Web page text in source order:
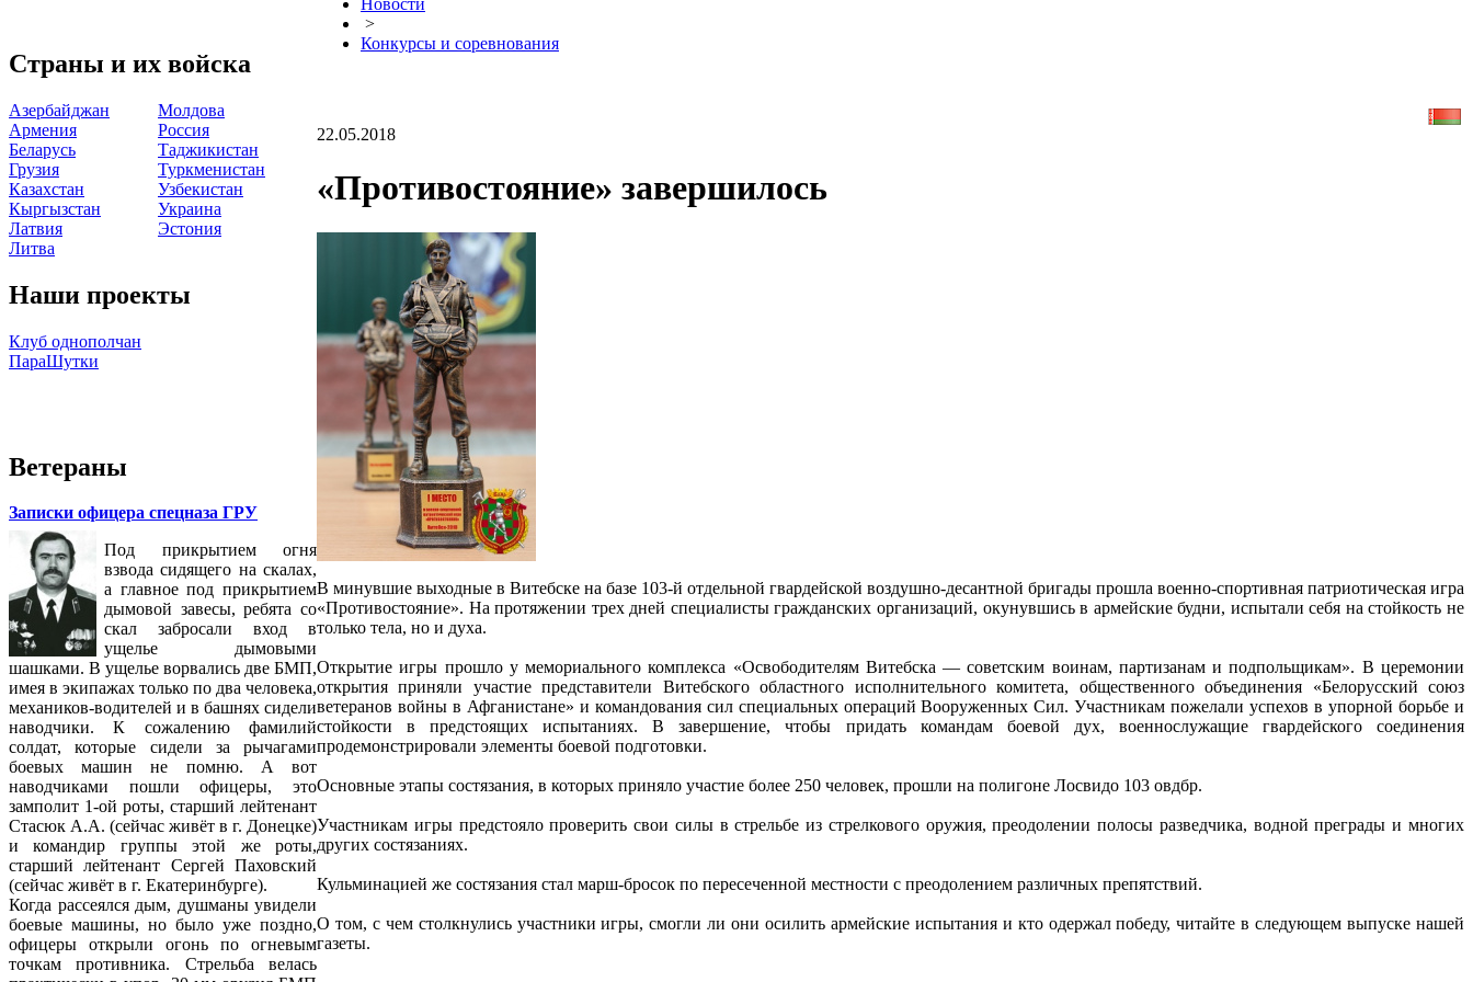
Страны и их войска
Азербайджан
Армения
Беларусь
Грузия
Казахстан
Кыргызстан
Латвия
Литва
Молдова
Россия
Таджикистан
Туркменистан
Узбекистан
Украина
Эстония
Наши проекты
Клуб однополчан
ПараШутки
Ветераны
Записки офицера спецназа ГРУ
Под прикрытием огня
взвода сидящего на скалах,
а главное под прикрытием
дымовой завесы, ребята со
скал забросали вход в
ущелье дымовыми
шашками. В ущелье ворвались две БМП,
имея в экипажах только по два человека,
механиков-водителей и в башнях сидели
наводчики. К сожалению фамилий
солдат, которые сидели за рычагами
боевых машин не помню. А вот
наводчиками пошли офицеры, это
замполит 1-ой роты, старший лейтенант
Стасюк А.А. (сейчас живёт в г. Донецке)
и командир группы этой же роты,
старший лейтенант Сергей Паховский
(сейчас живёт в г. Екатеринбурге).
Когда рассеялся дым, душманы увидели
боевые машины, но было уже поздно,
офицеры открыли огонь по огневым
точкам противника. Стрельба велась
Новости
>
Конкурсы и соревнования
22.05.2018
«Противостояние» завершилось
В минувшие выходные в Витебске на базе 103‑й отдельной гвардейской воздушно-десантной бригады прошла военно-спортивная патриотическая игра
«Противостояние». На протяжении трех дней специалисты гражданских организаций, окунувшись в армейские будни, испытали себя на стойкость не
только тела, но и духа.
Открытие игры прошло у мемориального комплекса «Освободителям Витебска — советским воинам, партизанам и подпольщикам». В церемонии
открытия приняли участие представители Витебского областного исполнительного комитета, общественного объединения «Белорусский союз
ветеранов войны в Афганистане» и командования сил специальных операций Вооруженных Сил. Участникам пожелали успехов в упорной борьбе и
стойкости в предстоящих испытаниях. В завершение, чтобы придать командам боевой дух, военнослужащие гвардейского соединения
продемонстрировали элементы боевой подготовки.
Основные этапы состязания, в которых приняло участие более 250 человек, прошли на полигоне Лосвидо 103 овдбр.
Участникам игры предстояло проверить свои силы в стрельбе из стрелкового оружия, преодолении полосы разведчика, водной преграды и многих
других состязаниях.
Кульминацией же состязания стал марш-бросок по пересеченной местности с преодолением различных препятствий.
О том, с чем столкнулись участники игры, смогли ли они осилить армейские испытания и кто одержал победу, читайте в следующем выпуске нашей
газеты.